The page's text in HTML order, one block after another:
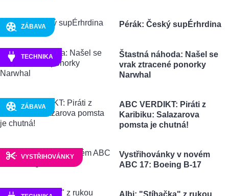
ZÁBAVA Pérák: Český supÉrhrdina
TECHNIKA
Štastná náhoda: Našel se
vrak ztracené ponorky
Narwhal
ZÁBAVA
ABC VERDIKT: Piráti z
Karibiku: Salazarova
pomsta je chutná!
VYSTŘIHOVÁNKY
Vystřihovánky v novém
ABC 17: Boeing B-17